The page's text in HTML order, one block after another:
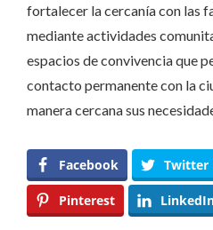
fortalecer la cercanía con las
mediante actividades
espacios de convivencia que
contacto permanente con la
manera cercana sus
Facebook Twitter
Pinterest